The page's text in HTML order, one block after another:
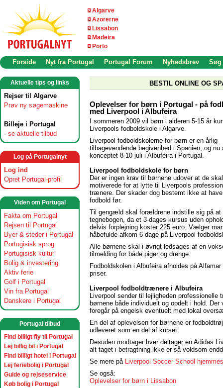
Algarve
Azorerne
Lissabon
Madeira
Porto
Forside Nyt fra Portugal Portugal Forum Nyhedsbrev Søg
Aktuelle tips og links
Rejser til Algarve
Prøv ny søgemaskine
Billeje i Portugal
- se aktuelle tilbud
Log på Portugalnyt
Log ind
Opret Portugal-profil
Viden om Portugal
Fakta om Portugal
Rejsen til Portugal
Byer & steder i Portugal
Portugisisk sprog
Portugisisk kultur
Bolig & investering
Aktiv ferie
Golf i Portugal
Vin fra Portugal
Danskere i Portugal
Portugal tilbud
Find billigt fly til Portugal
Lej billig bil i Portugal
Find billigt hotel i Portugal
Lej feriebolig i Portugal
Guide og rejseservice
Køb bolig i Portugal
BESTIL ONLINE OG
Oplevelser for børn i Portugal - på
med Liverpool i Albufeira
I sommeren 2009 vil børn i alderen 5-15 år
Liverpools fodboldskole i Algarve.
Liverpool fodboldskolerne for børn er en årlig
tilbagevendende begivenhed i Spanien, og nu
konceptet 8-10 juli i Albufeira i Portugal.
Liverpool fodboldskole for børn
Der er ingen krav til børnene udover at de
motiverede for at lytte til Liverpools
trænere. Der skader dog bestemt ikke at
fodbold før.
Til gengæld skal forældrene indstille sig på at
tegnebogen, da et 3-dages kursus uden
delvis forplejning koster 225 euro. Vælger
håbefulde afkom 6 dage på Liverpool
Alle børnene skal i øvrigt ledsages af en
tilmelding for både piger og drenge.
Fodboldskolen i Albufeira afholdes på
priser.
Liverpool fodboldtrænere i Albufeira
Liverpool sender til lejligheden
børnene både individuelt og opdelt i hold.
foregår på engelsk eventuelt med lokal
En del af oplevelsen for børnene er
udleveret som en del af kurset.
Desuden modtager hver deltager en Adidas
alt taget i betragtning ikke er så voldsom
Se mere på Liverpool Soccer School
Se også:
Oplevelser for børn i Lissabon